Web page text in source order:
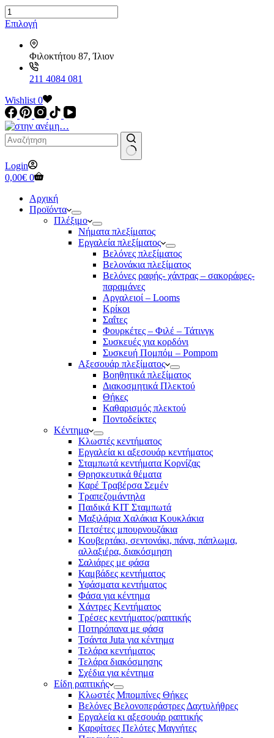
Lidya
-
ποσότητα
ΕπιλογήΑυτό
προϊόν
έχει
πολλαπλές
παραλλαγές.
επιλογές
μπορούν
να
επιλεγούν
στη
του
προϊόντος
Φιλοκτήτου 87, Ίλιον
211 4084 081
Wishlist 0
No
results
Login
Καλάθι
0,00€ 0
Αρχική
Προϊόντα
Πλέξιμο
Νήματα πλεξίματος
Εργαλεία πλεξίματος
Βελόνες πλεξίματος
Βελονάκια πλεξίματος
Βελόνες ραφής- χάντρας – σακοράφες-
παραμάνες
Αργαλειοί – Looms
Κρίκοι
Σαΐτες
Φουρκέτες – Φιλέ – Τάτινγκ
Συσκευές για κορδόνι
Συσκευή Πομπόμ – Pompom
Αξεσουάρ πλεξίματος
Βοηθητικά πλεξίματος
Διακοσμητικά Πλεκτού
Θήκες
Καθαρισμός πλεκτού
Ποντοδείκτες
Κέντημα
Κλωστές κεντήματος
Eργαλεία κι αξεσουάρ κεντήματος
Σταμπωτά κεντήματα Κορνίζας
Θρησκευτικά θέματα
Καρέ Τραβέρσα Σεμέν
Τραπεζομάντηλα
Παιδικά KIT Σταμπωτά
Μαξιλάρια Χαλάκια Κουκλάκια
Πετσέτες μπουρνουζάκια
Κουβερτάκι, σεντονάκι, πάνα, πάπλωμα,
αλλαξιέρα, διακόσμηση
Σαλιάρες με φάσα
Καμβάδες κεντήματος
Υφάσματα κεντήματος
Φάσα για κέντημα
Χάντρες Κεντήματος
Τρέσες κεντήματος/ραπτικής
Ποτηρόπανα με φάσα
Τσάντα Juta για κέντημα
Τελάρα κεντήματος
Τελάρα διακόσμησης
Σχέδια για κέντημα
Είδη ραπτικής
Κλωστές Μπομπίνες Θήκες
Βελόνες Βελονοπεράστρες Δαχτυλήθρες
Εργαλεία κι αξεσουάρ ραπτικής
Καρφίτσες Πελότες Μαγνήτες